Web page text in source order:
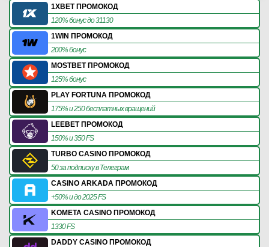
1XBET ПРОМОКОД
120% бонус до 31130
1WIN ПРОМОКОД
200% бонус
MOSTBET ПРОМОКОД
125% бонус
PLAY FORTUNA ПРОМОКОД
175% и 250 бесплатных вращений
LEEBET ПРОМОКОД
150% и 350 FS
TURBO CASINO ПРОМОКОД
50 за подписку в Телеграм
CASINO ARKADA ПРОМОКОД
+50% и до 2025 FS
KOMETA CASINO ПРОМОКОД
1330 FS
DADDY CASINO ПРОМОКОД